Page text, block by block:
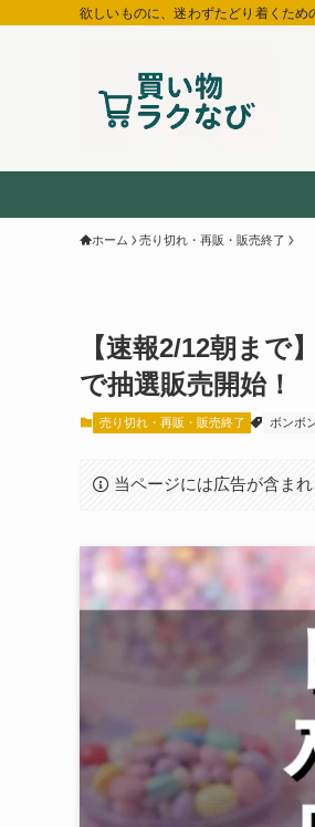
欲しいものに、迷わずたどり着くため
ホーム 売り切れ・再販・販売終了
【速報2/12朝まで
で抽選販売開始！
売り切れ・再販・販売終了 ボンボ
当ページには広告が含ま